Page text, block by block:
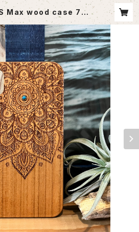
Max wood case 7 |
agoutlet